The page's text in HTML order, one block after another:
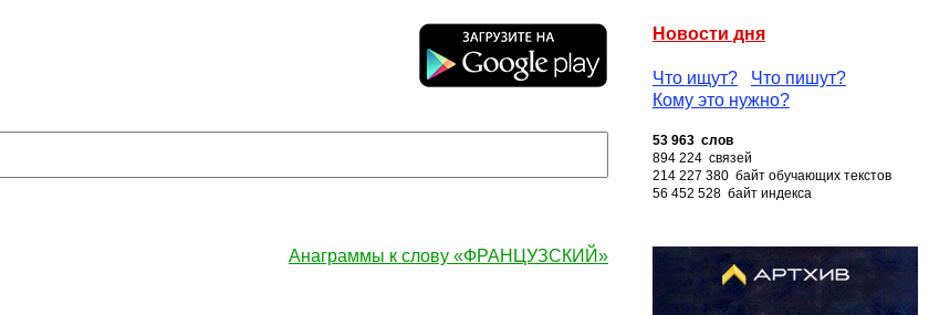
Новости дня
Что ищут?
Что пишут?
Кому это нужно?
53 963 слов
894 224 связей
214 227 380 байт обучающих текстов
56 452 528 байт индекса
Анаграммы к слову «ФРАНЦУЗСКИЙ»